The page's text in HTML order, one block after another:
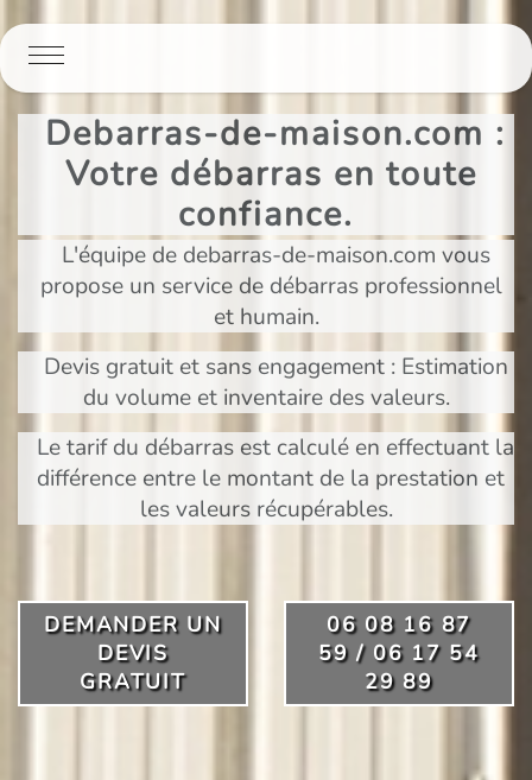
Debarras-de-maison.com :
Votre débarras en toute
confiance.
L'équipe de debarras-de-maison.com vous
propose un service de débarras professionnel
et humain.
Devis gratuit et sans engagement : Estimation
du volume et inventaire des valeurs.
Le tarif du débarras est calculé en effectuant la
différence entre le montant de la prestation et
les valeurs récupérables.
DEMANDER UN
DEVIS
GRATUIT
06 08 16 87
59 / 06 17 54
29 89